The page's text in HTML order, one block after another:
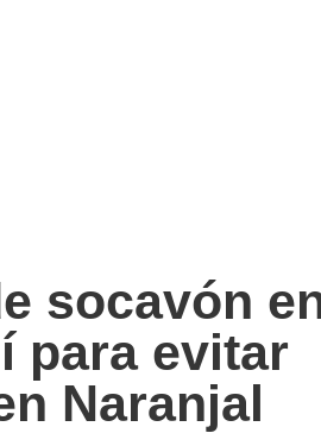
socavón
para evitar
Naranjal